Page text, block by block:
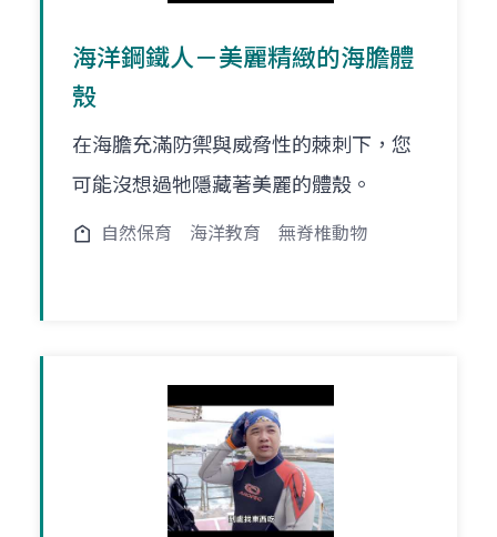
海洋鋼鐵人－美麗精緻的海膽體
殼
在海膽充滿防禦與威脅性的棘刺下，您
可能沒想過牠隱藏著美麗的體殼。
自然保育 海洋教育 無脊椎動物